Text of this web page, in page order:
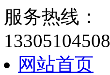
服务热线：
13305104508
网站首页